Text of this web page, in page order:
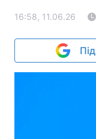
16:58, 11.06.26